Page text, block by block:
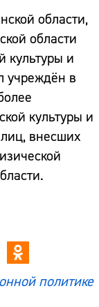
области,
области
культуры и
учреждён в
культуры и
внесших
политике